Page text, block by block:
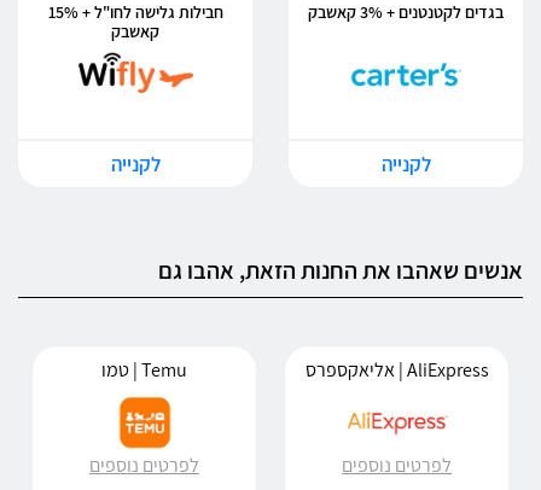
בגדים לקטנטנים + 3% קאשבק
לקנייה
חבילות גלישה לחו"ל + 15%
קאשבק
לקנייה
אנשים שאהבו את החנות הזאת, אהבו גם
AliExpress | אליאקספרס
לפרטים נוספים
Temu | טמו
לפרטים נוספים